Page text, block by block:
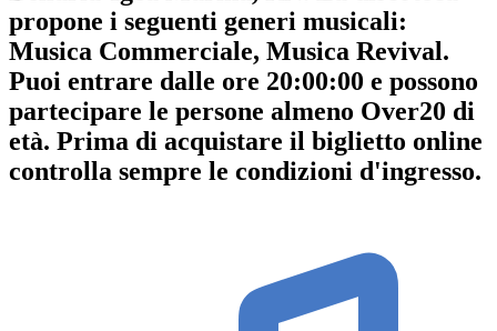
propone i seguenti generi musicali:
Musica Commerciale, Musica Revival.
Puoi entrare dalle ore 20:00:00 e possono
partecipare le persone almeno Over20 di
età. Prima di acquistare il biglietto online
controlla sempre le condizioni d'ingresso.